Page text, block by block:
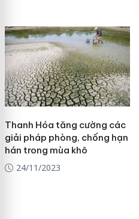
Thanh Hóa tăng cường các
giải pháp phòng, chống hạn
hán trong mùa khô
24/11/2023